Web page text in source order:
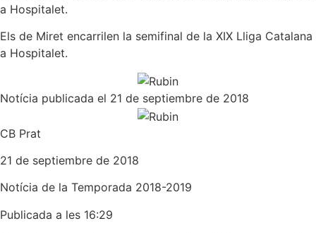
a Hospitalet.
Els de Miret encarrilen la semifinal de la XIX Lliga Catalana
a Hospitalet.
Notícia publicada el 21 de septiembre de 2018
CB Prat
21 de septiembre de 2018
Notícia de la Temporada 2018-2019
Publicada a les 16:29